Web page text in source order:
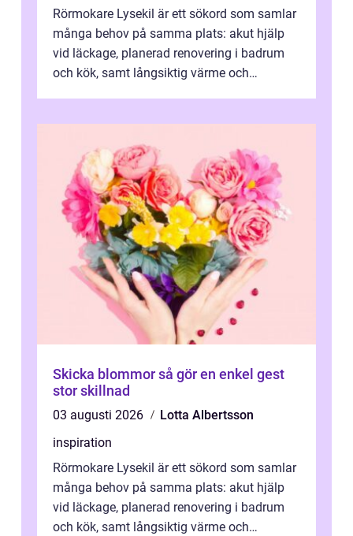
Rörmokare Lysekil är ett sökord som samlar
många behov på samma plats: akut hjälp
vid läckage, planerad renovering i badrum
och kök, samt långsiktig värme och
Skicka blommor så gör en enkel gest
stor skillnad
03 augusti 2026
Lotta Albertsson
inspiration
Rörmokare Lysekil är ett sökord som samlar
många behov på samma plats: akut hjälp
vid läckage, planerad renovering i badrum
och kök, samt långsiktig värme och